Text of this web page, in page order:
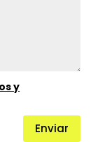
y
Enviar